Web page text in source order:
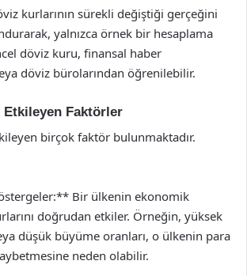
kurlarının sürekli değiştiği gerçeğini
yalnızca örnek bir hesaplama
döviz kuru, finansal haber
döviz bürolarından öğrenilebilir.
Etkileyen Faktörler
birçok faktör bulunmaktadır.
Bir ülkenin ekonomik
doğrudan etkiler. Örneğin, yüksek
düşük büyüme oranları, o ülkenin para
neden olabilir.